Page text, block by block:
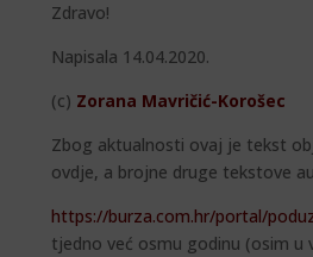
Zdravo!
Napisala 14.04.2020.
(c) Zorana Mavričić-Korošec
Zbog aktualnosti ovaj je tekst
ovdje, a brojne druge tekstove
https://burza.com.hr/portal/
tjedno već osmu godinu (osim u